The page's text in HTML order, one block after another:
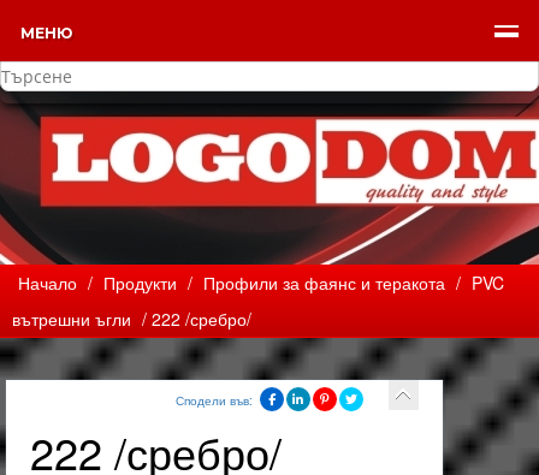
МЕНЮ
Начало / Продукти / Профили за фаянс и теракота / PVC
вътрешни ъгли / 222 /сребро/
Сподели във:
222 /сребро/